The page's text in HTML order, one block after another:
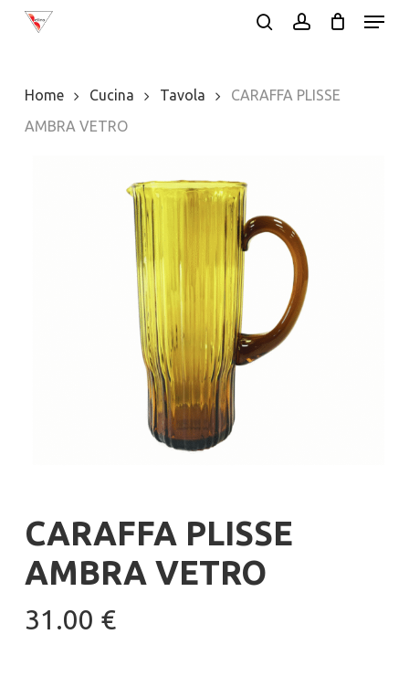
Skip
content
Menu
Home Cucina Tavola
CARAFFA PLISSE
AMBRA VETRO
CARAFFA PLISSE
AMBRA VETRO
31.00 €